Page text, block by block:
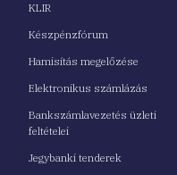
KLIR
Készpénzfórum
Hamisítás megelőzése
Elektronikus számlázás
Bankszámlavezetés üzleti
feltételei
Jegybanki tenderek